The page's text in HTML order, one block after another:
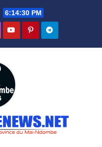
6:14:31 PM